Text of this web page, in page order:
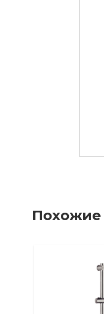
Похожие